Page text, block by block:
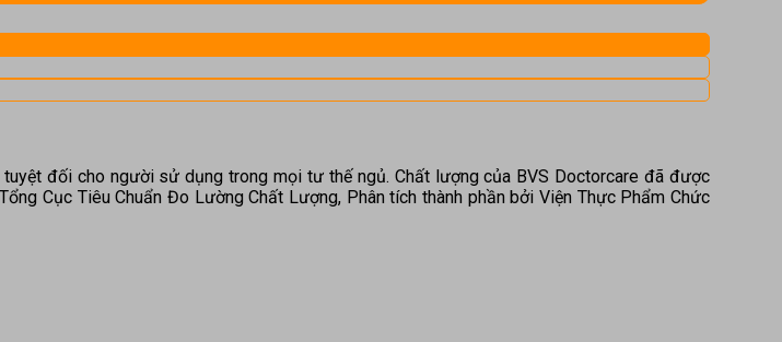
đối cho người sử dụng trong mọi tư thế ngủ. Chất lượng của BVS Doctorcare đã được
Cục Tiêu Chuẩn Đo Lường Chất Lượng, Phân tích thành phần bởi Viện Thực Phẩm Chức